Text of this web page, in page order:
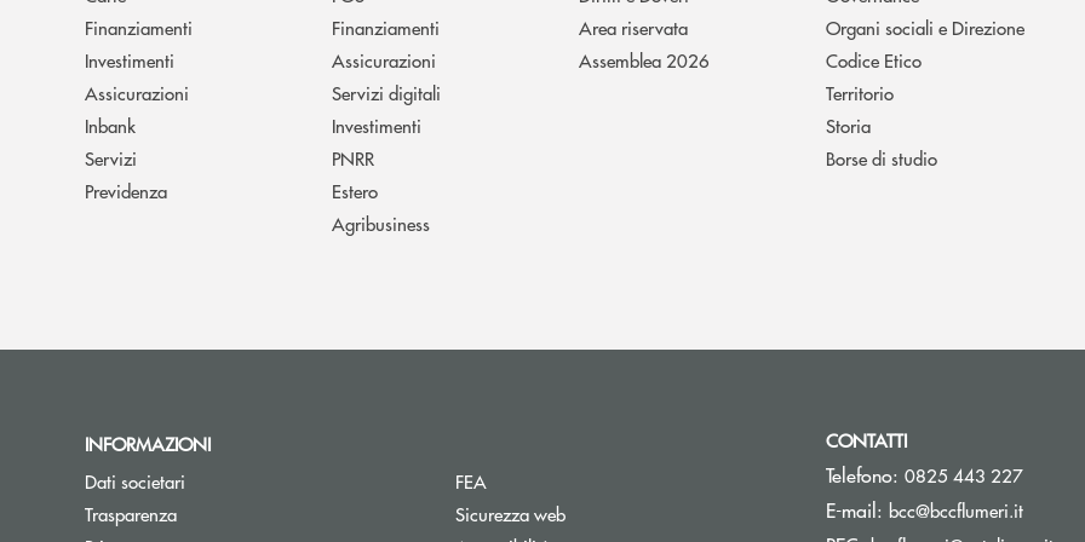
Finanziamenti
Investimenti
Assicurazioni
Inbank
Servizi
Previdenza
Finanziamenti
Assicurazioni
Servizi digitali
Investimenti
PNRR
Estero
Agribusiness
Area riservata
Assemblea 2026
Organi sociali e Direzione
Codice Etico
Territorio
Storia
Borse di studio
INFORMAZIONI
Dati societari
Trasparenza
FEA
Sicurezza web
CONTATTI
Telefono: 0825 443 227
E-mail: bcc@bccflumeri.it(si